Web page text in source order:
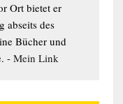
Ort bietet er
abseits des
Bücher und
-Mein Link